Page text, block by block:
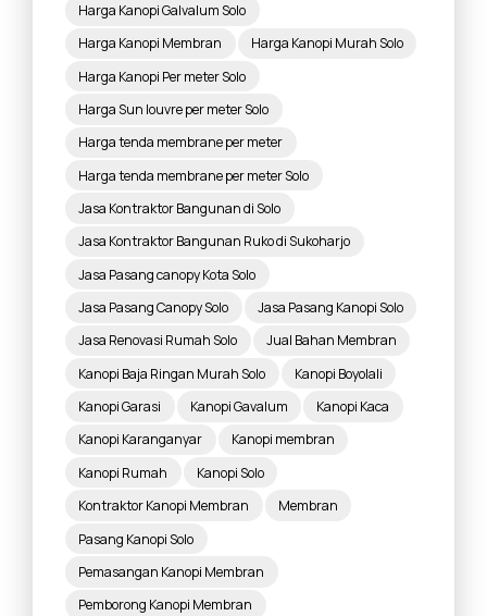
Harga Kanopi Galvalum Solo
Harga Kanopi Membran
Harga Kanopi Murah Solo
Harga Kanopi Per meter Solo
Harga Sun louvre per meter Solo
Harga tenda membrane per meter
Harga tenda membrane per meter Solo
Jasa Kontraktor Bangunan di Solo
Jasa Kontraktor Bangunan Ruko di Sukoharjo
Jasa Pasang canopy Kota Solo
Jasa Pasang Canopy Solo
Jasa Pasang Kanopi Solo
Jasa Renovasi Rumah Solo
Jual Bahan Membran
Kanopi Baja Ringan Murah Solo
Kanopi Boyolali
Kanopi Garasi
Kanopi Gavalum
Kanopi Kaca
Kanopi Karanganyar
Kanopi membran
Kanopi Rumah
Kanopi Solo
Kontraktor Kanopi Membran
Membran
Pasang Kanopi Solo
Pemasangan Kanopi Membran
Pemborong Kanopi Membran